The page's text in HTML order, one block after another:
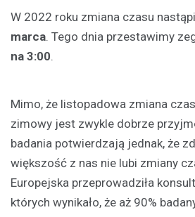
W 2022 roku zmiana czasu
marca. Tego dnia przestawimy
na 3:00.
Mimo, że listopadowa zmiana
zimowy jest zwykle dobrze
badania potwierdzają jednak, że
większość z nas nie lubi zmiany
Europejska przeprowadziła
których wynikało, że aż 90%